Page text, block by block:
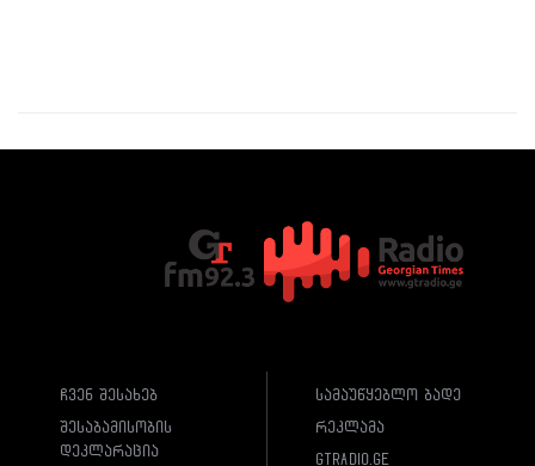
ჩვენ შესახებ
შესაბამისობის
დეკლარაცია
სამაუწყებლო ბადე
რეკლამა
gtradio.ge